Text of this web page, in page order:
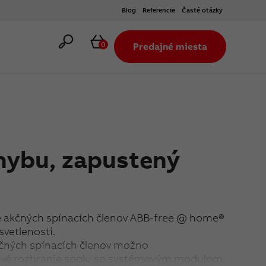
Blog Referencie Časté otázky
Hľadať Košík
0 Predajné miesta
zapustený
spínacích členov ABB-free @ home®
spínacích členov možno
rozhranie spolu so systémovým modulom.